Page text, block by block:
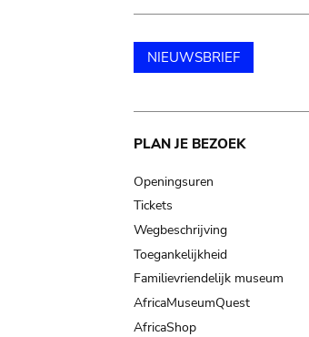
NIEUWSBRIEF
Main
navigation
PLAN JE BEZOEK
Openingsuren
Tickets
Wegbeschrijving
Toegankelijkheid
Familievriendelijk museum
AfricaMuseumQuest
AfricaShop